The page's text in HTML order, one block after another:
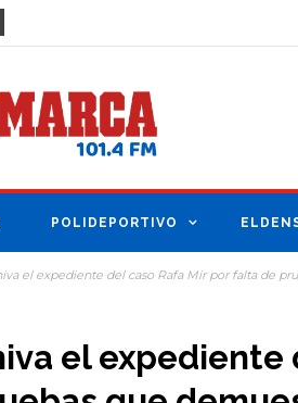
POLIDEPORTIVO
el expediente del caso Rafa Mir por falta de
el expediente